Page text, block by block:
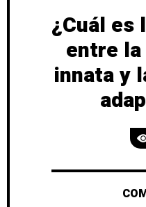
¿Cuál es
entre
innata y